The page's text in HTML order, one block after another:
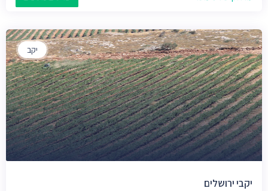
יקב
יקבי ירושלים